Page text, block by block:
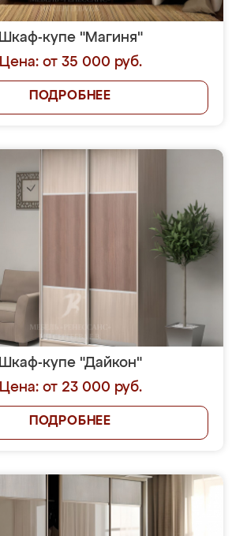
Шкаф-купе "Магиня"
Цена: от 35 000 руб.
ПОДРОБНЕЕ
Шкаф-купе "Дайкон"
Цена: от 23 000 руб.
ПОДРОБНЕЕ